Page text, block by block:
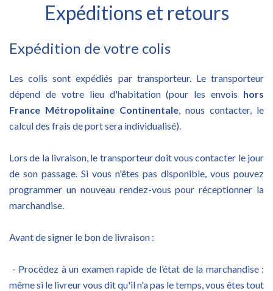
Expéditions et retours
Expédition de votre colis
Les colis sont expédiés par transporteur. Le transporteur
dépend de votre lieu d'habitation (pour les envois hors
France Métropolitaine Continentale, nous contacter, le
calcul des frais de port sera individualisé).
Lors de la livraison, le transporteur doit vous contacter le jour
de son passage. Si vous n'êtes pas disponible, vous pouvez
programmer un nouveau rendez-vous pour réceptionner la
marchandise.
Avant de signer le bon de livraison :
- Procédez à un examen rapide de l’état de la marchandise :
même si le livreur vous dit qu'il n'a pas le temps, vous êtes tout